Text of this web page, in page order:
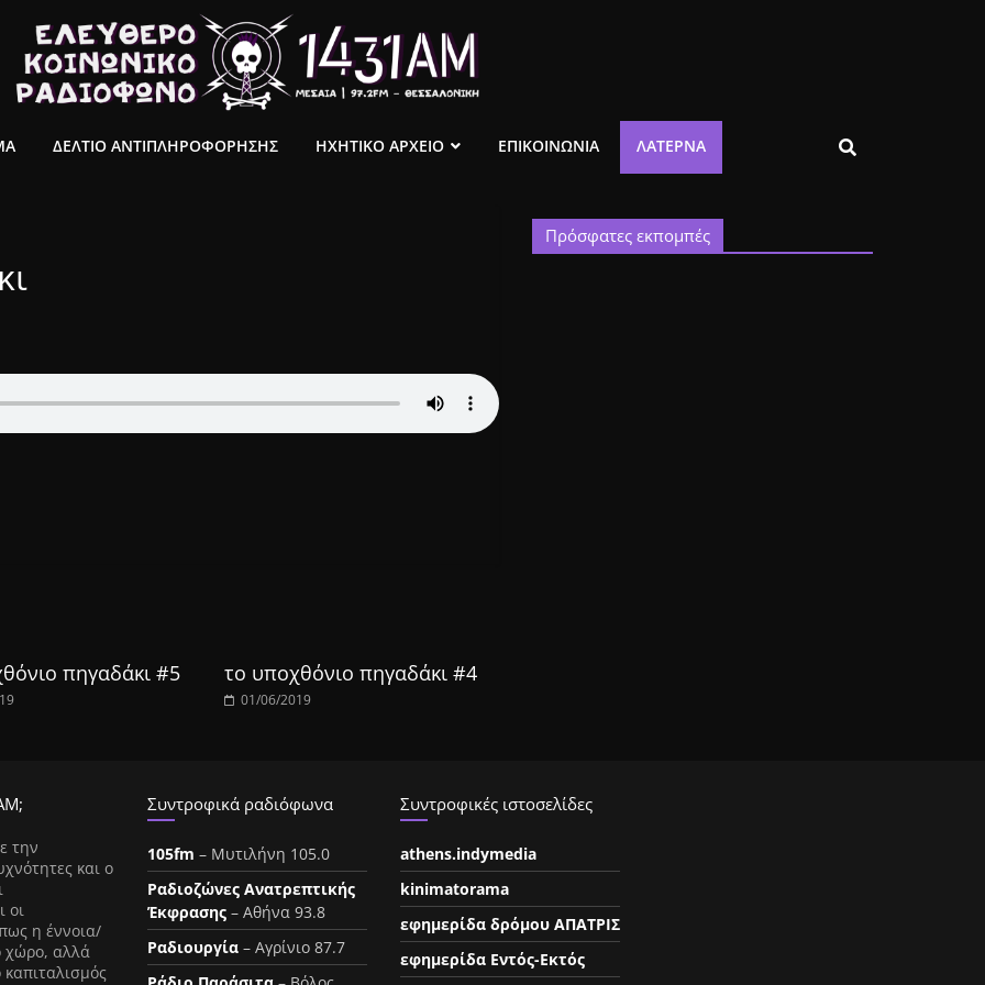
ΔΕΛΤΙΟ ΑΝΤΙΠΛΗΡΟΦΟΡΗΣΗΣ ΗΧΗΤΙΚΟ ΑΡΧΕΙΟ ΕΠΙΚΟΙΝΩΝΙΑ ΛΑΤΈΡΝΑ
πηγαδάκι #5 το υποχθόνιο πηγαδάκι #4
01/06/2019
Πρόσφατες εκπομπές
την
και ο
οι
η έννοια/
χώρο, αλλά
Συντροφικά ραδιόφωνα
105fm – Μυτιλήνη 105.0
Ραδιοζώνες Ανατρεπτικής
Έκφρασης – Αθήνα 93.8
Ραδιουργία – Αγρίνιο 87.7
Συντροφικές ιστοσελίδες
athens.indymedia
kinimatorama
εφημερίδα δρόμου ΑΠΑΤΡΙΣ
εφημερίδα Εντός-Εκτός